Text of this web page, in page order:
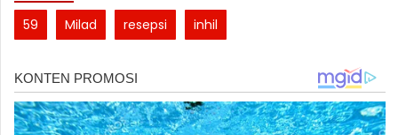
59 Milad resepsi inhil